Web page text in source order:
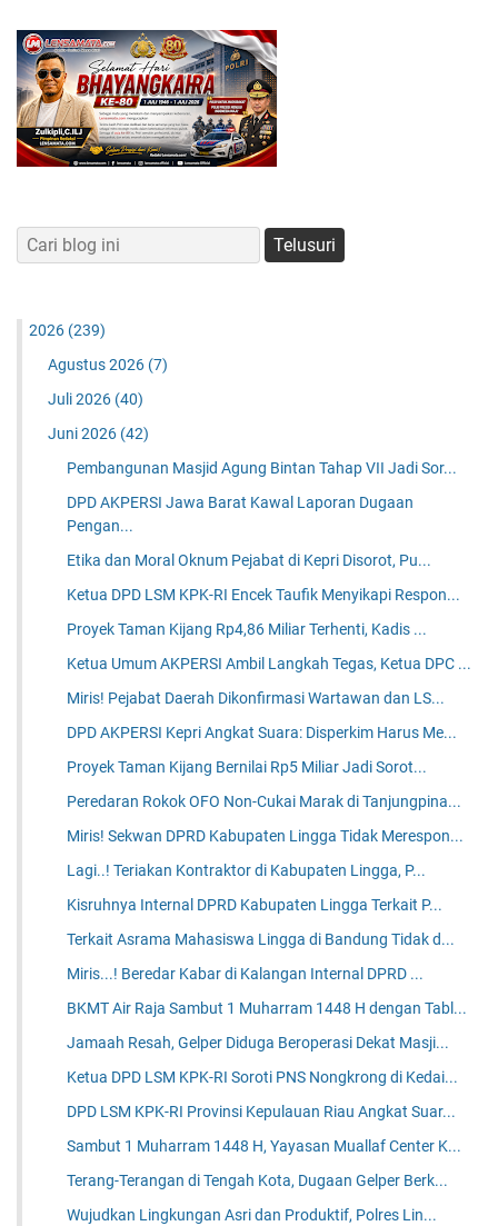
2026 (239)
Agustus 2026 (7)
Juli 2026 (40)
Juni 2026 (42)
Pembangunan Masjid Agung Bintan Tahap VII Jadi Sor...
DPD AKPERSI Jawa Barat Kawal Laporan Dugaan
Pengan...
Etika dan Moral Oknum Pejabat di Kepri Disorot, Pu...
Ketua DPD LSM KPK-RI Encek Taufik Menyikapi Respon...
Proyek Taman Kijang Rp4,86 Miliar Terhenti, Kadis ...
Ketua Umum AKPERSI Ambil Langkah Tegas, Ketua DPC ...
Miris! Pejabat Daerah Dikonfirmasi Wartawan dan LS...
DPD AKPERSI Kepri Angkat Suara: Disperkim Harus Me...
Proyek Taman Kijang Bernilai Rp5 Miliar Jadi Sorot...
Peredaran Rokok OFO Non-Cukai Marak di Tanjungpina...
Miris! Sekwan DPRD Kabupaten Lingga Tidak Merespon...
Lagi..! Teriakan Kontraktor di Kabupaten Lingga, P...
Kisruhnya Internal DPRD Kabupaten Lingga Terkait P...
Terkait Asrama Mahasiswa Lingga di Bandung Tidak d...
Miris...! Beredar Kabar di Kalangan Internal DPRD ...
BKMT Air Raja Sambut 1 Muharram 1448 H dengan Tabl...
Jamaah Resah, Gelper Diduga Beroperasi Dekat Masji...
Ketua DPD LSM KPK-RI Soroti PNS Nongkrong di Kedai...
DPD LSM KPK-RI Provinsi Kepulauan Riau Angkat Suar...
Sambut 1 Muharram 1448 H, Yayasan Muallaf Center K...
Terang-Terangan di Tengah Kota, Dugaan Gelper Berk...
Wujudkan Lingkungan Asri dan Produktif, Polres Lin...